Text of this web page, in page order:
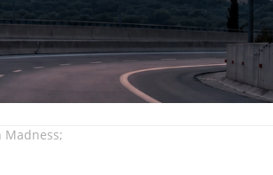
Madness;